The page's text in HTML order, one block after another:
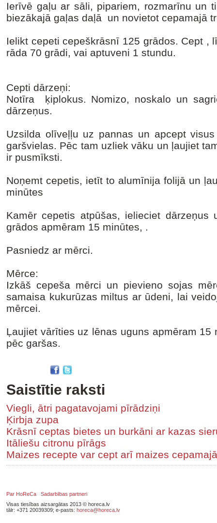
Ierīvē gaļu ar sāli, pipariem, rozmarīnu un
biezākajā gaļas daļā un novietot cepamajā
Ielikt cepeti cepeškrāsnī 125 grādos. Cept ,
rāda 70 grādi, vai aptuveni 1 stundu.
Cepti dārzeņi:
Notīra ķiplokus. Nomizo, noskalo un
dārzeņus.
Uzsilda olīveļļu uz pannas un apcept
garšvielas. Pēc tam uzliek vāku un ļaujiet
ir pusmīksti.
Noņemt cepetis, ietīt to alumīnija folijā un
minūtes
Kamēr cepetis atpūšas, ielieciet dārzeņus
grādos apmēram 15 minūtes, .
Pasniedz ar mērci.
Mērce:
Izkāš cepeša mērci un pievieno sojas
samaisa kukurūzas miltus ar ūdeni, lai
mērcei.
Ļaujiet vārīties uz lēnas uguns apmēram
pēc garšas.
Saistītie raksti
Viegli, ātri pagatavojami pīrādziņi
Ķirbja zupa
Krāsnī ceptas bietes un burkāni ar kazas
Itāliešu citronu pīrāgs
Maizes recepte var cept arī maizes
Par HoReCa
Sadarbības partneri
Visas tiesības aizsargātas 2013 © horeca.lv
tālr: +371 20039309; e-pasts: horeca@horeca.lv